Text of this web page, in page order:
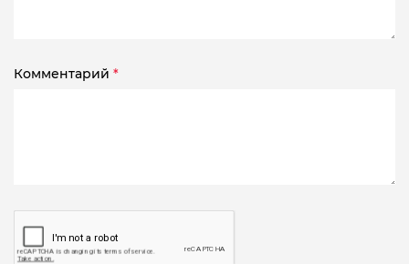
Комментарий *